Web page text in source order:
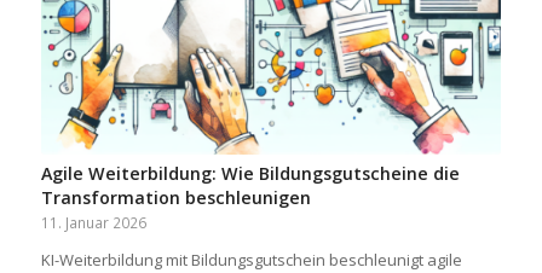
Agile Weiterbildung: Wie Bildungsgutscheine die
Transformation beschleunigen
11. Januar 2026
KI-Weiterbildung mit Bildungsgutschein beschleunigt agile